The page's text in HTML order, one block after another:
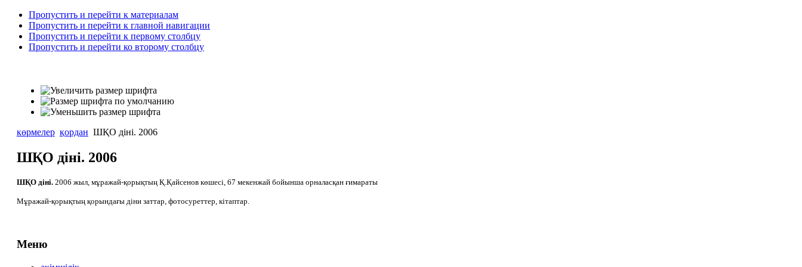
Пропустить и перейти к материалам
Пропустить и перейти к главной навигации
Пропустить и перейти к первому столбцу
Пропустить и перейти ко второму столбцу
көрмелер қордан ШҚО діні. 2006
ШҚО діні. 2006
ШҚО діні. 2006 жыл, мұражай-қорықтың Қ.Қайсенов көшесі, 67 мекенжай бойынша орналасқан ғимараты
Мұражай-қорықтың қорындағы діни заттар, фотосуреттер, кітаптар.
Меню